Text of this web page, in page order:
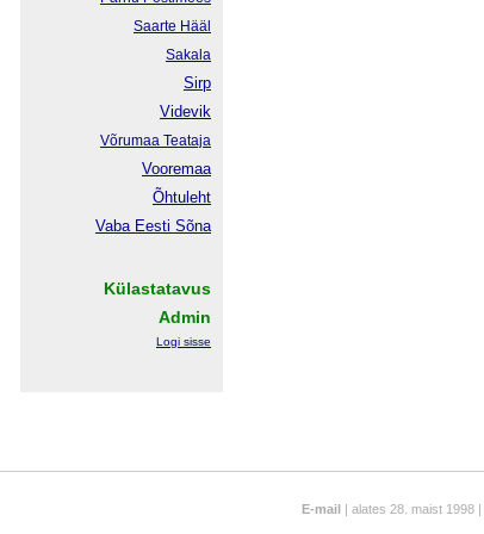
Saarte Hääl
Sakala
Sirp
Videvik
Võrumaa Teataja
Vooremaa
Õhtuleht
Vaba Eesti Sõna
Külastatavus
Admin
Logi sisse
E-mail| alates 28. maist 1998 |